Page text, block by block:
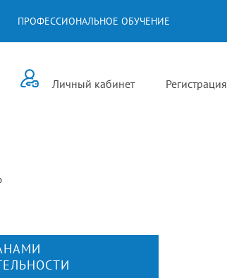
ПРОФЕССИОНАЛЬНОЕ ОБУЧЕНИЕ
Личный кабинет Регистрация